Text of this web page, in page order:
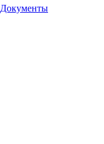
Документы